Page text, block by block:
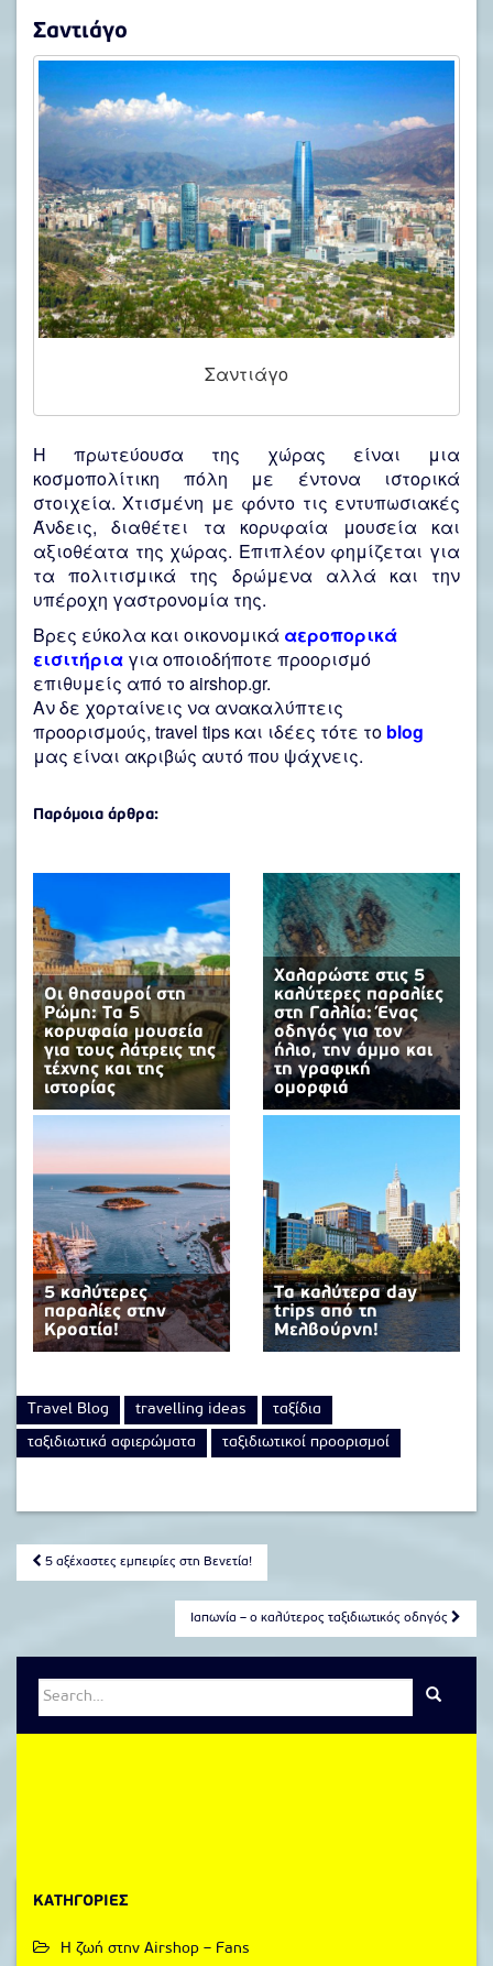
Σαντιάγο
Σαντιάγο
Η πρωτεύουσα της χώρας είναι μια
κοσμοπολίτικη πόλη με έντονα ιστορικά
στοιχεία. Χτισμένη με φόντο τις εντυπωσιακές
Άνδεις, διαθέτει τα κορυφαία μουσεία και
αξιοθέατα της χώρας. Επιπλέον φημίζεται για
τα πολιτισμικά της δρώμενα αλλά και την
υπέροχη γαστρονομία της.
Βρες εύκολα και οικονομικά αεροπορικά
εισιτήρια για οποιοδήποτε προορισμό
επιθυμείς από το airshop.gr.
Αν δε χορταίνεις να ανακαλύπτεις
προορισμούς, travel tips και ιδέες τότε το blog
μας είναι ακριβώς αυτό που ψάχνεις.
Παρόμοια άρθρα:
Οι θησαυροί στη
Ρώμη: Τα 5
κορυφαία μουσεία
για τους λάτρεις της
τέχνης και της
ιστορίας
Χαλαρώστε στις 5
καλύτερες παραλίες
στη Γαλλία: Ένας
οδηγός για τον
ήλιο, την άμμο και
τη γραφική
ομορφιά
5 καλύτερες
παραλίες στην
Κροατία!
Τα καλύτερα day
trips από τη
Μελβούρνη!
Travel Blog travelling ideas
ταξίδια
ταξιδιωτικά αφιερώματα
ταξιδιωτικοί προορισμοί
Post 5 αξέχαστες εμπειρίες στη Βενετία!
Ιαπωνία – ο καλύτερος ταξιδιωτικός οδηγός
Search
KΑΤΗΓΟΡΊΕΣ
Η ζωή στην Airshop – Fans